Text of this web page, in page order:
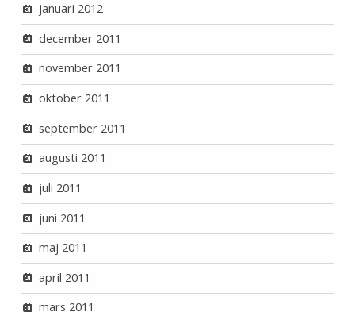
januari 2012
december 2011
november 2011
oktober 2011
september 2011
augusti 2011
juli 2011
juni 2011
maj 2011
april 2011
mars 2011